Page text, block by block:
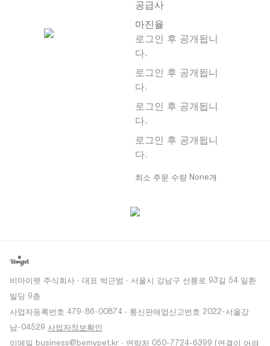
공급사
마진율
로그인 후 공개됩니
다.
로그인 후 공개됩니
다.
로그인 후 공개됩니
다.
로그인 후 공개됩니
다.
최소 주문 수량 None개
비마이펫 주식회사 · 대표 박근범 · 서울시 강남구 선릉로 93길 54 일환
빌딩 9층
사업자등록번호 479-86-00874 · 통신판매업신고번호 2022-서울강
남-04529 사업자정보확인
이메일 business@bemypet.kr · 연락처 050-7724-6399 (연결이 어려